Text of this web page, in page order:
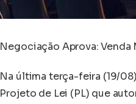
Negociação Aprova: Venda
Na última terça-feira (19/
Projeto de Lei (PL) que